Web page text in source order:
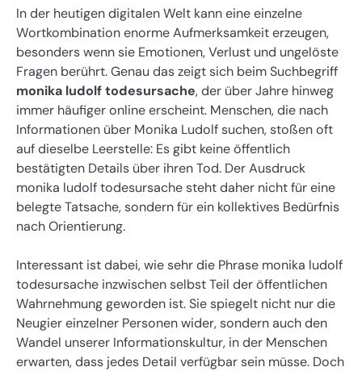
In der heutigen digitalen Welt kann eine einzelne
Wortkombination enorme Aufmerksamkeit erzeugen,
besonders wenn sie Emotionen, Verlust und ungelöste
Fragen berührt. Genau das zeigt sich beim Suchbegriff
monika ludolf todesursache, der über Jahre hinweg
immer häufiger online erscheint. Menschen, die nach
Informationen über Monika Ludolf suchen, stoßen oft
auf dieselbe Leerstelle: Es gibt keine öffentlich
bestätigten Details über ihren Tod. Der Ausdruck
monika ludolf todesursache steht daher nicht für eine
belegte Tatsache, sondern für ein kollektives Bedürfnis
nach Orientierung.
Interessant ist dabei, wie sehr die Phrase monika ludolf
todesursache inzwischen selbst Teil der öffentlichen
Wahrnehmung geworden ist. Sie spiegelt nicht nur die
Neugier einzelner Personen wider, sondern auch den
Wandel unserer Informationskultur, in der Menschen
erwarten, dass jedes Detail verfügbar sein müsse. Doch